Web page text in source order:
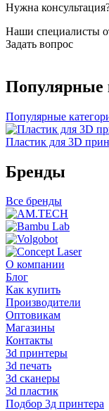
Нужна
Наши специалисты
Задать вопрос
Популярные
Популярные
Пластик для 3D
Бренды
Все бренды
О компании
Блог
Как купить
Производители
Оптовикам
Магазины
Контакты
3d принтеры
3d печать
3d сканеры
3d пластик
Подбор 3д принтера